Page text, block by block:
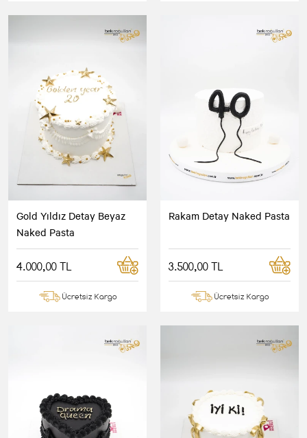
Gold Yıldız Detay Beyaz
Naked Pasta
4.000,00 TL
Ücretsiz Kargo
Rakam Detay Naked Pasta
3.500,00 TL
Ücretsiz Kargo